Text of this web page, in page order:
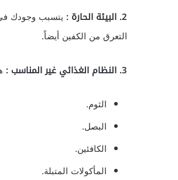
2. البيئة الحارة :
يتسبب وجودك
التعرق من الكفين أيضاً.
3. النظام الغذائي غير المناسب :
الثوم.
البصل.
الكافئين.
المأكولات المتبلة.